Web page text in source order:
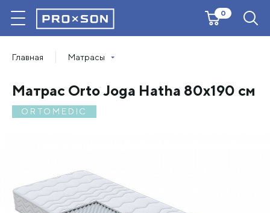
0
Главная Матрасы
ORTOMEDIC
Матрас Orto Joga Hatha 80х190 см